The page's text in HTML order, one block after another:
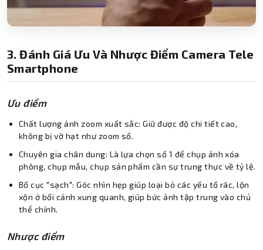
3. Đánh Giá Ưu Và Nhược Điểm Camera Tele
Smartphone
Ưu điểm
Chất lượng ảnh zoom xuất sắc: Giữ được độ chi tiết cao,
không bị vỡ hạt như zoom số.
Chuyên gia chân dung: Là lựa chọn số 1 để chụp ảnh xóa
phông, chụp mẫu, chụp sản phẩm cần sự trung thực về tỷ lệ.
Bố cục "sạch": Góc nhìn hẹp giúp loại bỏ các yếu tố rác, lộn
xộn ở bối cảnh xung quanh, giúp bức ảnh tập trung vào chủ
thể chính.
Nhược điểm